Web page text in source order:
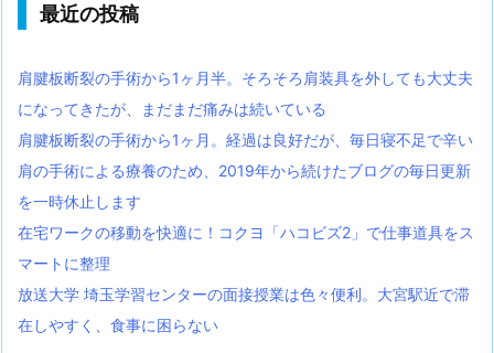
最近の投稿
肩腱板断裂の手術から1ヶ月半。そろそろ肩装具を外しても大丈夫
になってきたが、まだまだ痛みは続いている
肩腱板断裂の手術から1ヶ月。経過は良好だが、毎日寝不足で辛い
肩の手術による療養のため、2019年から続けたブログの毎日更新
を一時休止します
在宅ワークの移動を快適に！コクヨ「ハコビズ2」で仕事道具をス
マートに整理
放送大学 埼玉学習センターの面接授業は色々便利。大宮駅近で滞
在しやすく、食事に困らない